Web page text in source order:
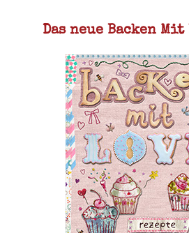
Das neue Backen Mit